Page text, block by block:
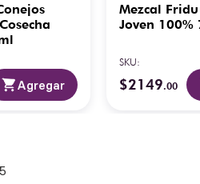
Agregar
Mezcal
Joven 100%
SKU:
$2149.00
5